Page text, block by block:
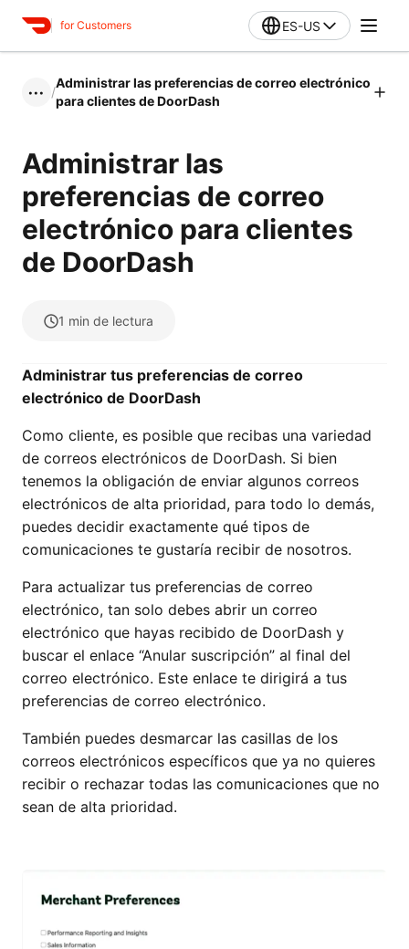
for Customers ES-US
••• /
Administrar las preferencias de correo electrónico
para clientes de DoorDash
Administrar las
preferencias de correo
electrónico para clientes
de DoorDash
1 min de lectura
Administrar tus preferencias de correo
electrónico de DoorDash
Como cliente, es posible que recibas una variedad
de correos electrónicos de DoorDash. Si bien
tenemos la obligación de enviar algunos correos
electrónicos de alta prioridad, para todo lo demás,
puedes decidir exactamente qué tipos de
comunicaciones te gustaría recibir de nosotros.
Para actualizar tus preferencias de correo
electrónico, tan solo debes abrir un correo
electrónico que hayas recibido de DoorDash y
buscar el enlace “Anular suscripción” al final del
correo electrónico. Este enlace te dirigirá a tus
preferencias de correo electrónico.
También puedes desmarcar las casillas de los
correos electrónicos específicos que ya no quieres
recibir o rechazar todas las comunicaciones que no
sean de alta prioridad.